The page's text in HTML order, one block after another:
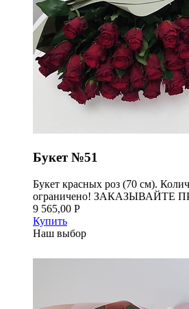
Букет №51
Букет красных роз (70 см).
ограничено! ЗАКАЗЫВАЙТЕ
9 565,00 Р
Купить
Наш выбор